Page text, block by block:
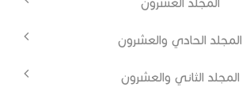
المجلد الحادي والعشرون
المجلد الثاني والعشرون